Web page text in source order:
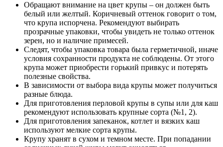
Обращают внимание на цвет крупы – он должен быть
белый или желтый. Коричневый оттенок говорит о том,
что крупа испорчена. Рекомендуют выбирать
прозрачные упаковки, чтобы увидеть не только оттенок
зерен, но и наличие примесей.
Следят, чтобы упаковка товара была герметичной, иначе
условия сохранности продукта не соблюдены. От этого
крупа может приобрести горький привкус и потерять
полезные свойства.
В зависимости от выбора вида крупы может получиться
разные блюда.
Для приготовления перловой крупы в супы или для каш
рекомендуют использовать крупные сорта (№1, 2).
Для приготовления запеканок, котлет и вязких каш
используют мелкие сорта крупы.
Крупу хранят в сухом и темном месте. При попадании